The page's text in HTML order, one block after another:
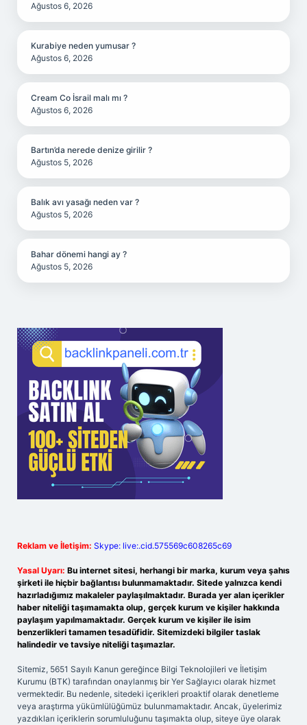
Ağustos 6, 2026
Kurabiye neden yumusar ?
Ağustos 6, 2026
Cream Co İsrail malı mı ?
Ağustos 6, 2026
Bartın’da nerede denize girilir ?
Ağustos 5, 2026
Balık avı yasağı neden var ?
Ağustos 5, 2026
Bahar dönemi hangi ay ?
Ağustos 5, 2026
Reklam ve İletişim: Skype: live:.cid.575569c608265c69
Yasal Uyarı: Bu internet sitesi, herhangi bir marka, kurum veya şahıs
şirketi ile hiçbir bağlantısı bulunmamaktadır. Sitede yalnızca kendi
hazırladığımız makaleler paylaşılmaktadır. Burada yer alan içerikler
haber niteliği taşımamakta olup, gerçek kurum ve kişiler hakkında
paylaşım yapılmamaktadır. Gerçek kurum ve kişiler ile isim
benzerlikleri tamamen tesadüfidir. Sitemizdeki bilgiler taslak
halindedir ve tavsiye niteliği taşımazlar.
Sitemiz, 5651 Sayılı Kanun gereğince Bilgi Teknolojileri ve İletişim
Kurumu (BTK) tarafından onaylanmış bir Yer Sağlayıcı olarak hizmet
vermektedir. Bu nedenle, sitedeki içerikleri proaktif olarak denetleme
veya araştırma yükümlülüğümüz bulunmamaktadır. Ancak, üyelerimiz
yazdıkları içeriklerin sorumluluğunu taşımakta olup, siteye üye olarak